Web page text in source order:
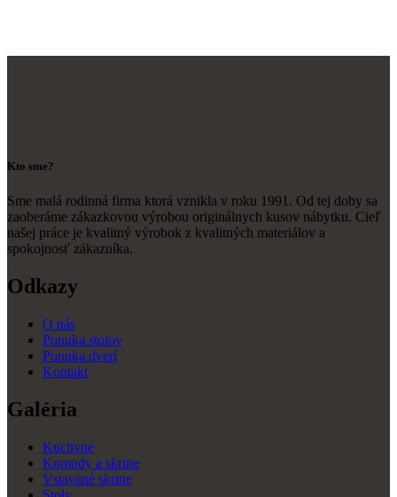
Kto sme?
Sme malá rodinná firma ktorá vznikla v roku 1991. Od tej doby sa
zaoberáme zákazkovou výrobou originálnych kusov nábytku. Cieľ
našej práce je kvalitný výrobok z kvalitných materiálov a
spokojnosť zákazníka.
Odkazy
O nás
Ponuka stolov
Ponuka dverí
Kontakt
Galéria
Kuchyne
Komody a skrine
Vstavané skrine